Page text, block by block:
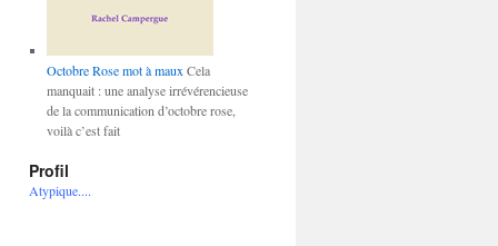
Octobre Rose mot à maux Cela
manquait : une analyse irrévérencieuse
de la communication d’octobre rose,
voilà c’est fait
Profil
Atypique....